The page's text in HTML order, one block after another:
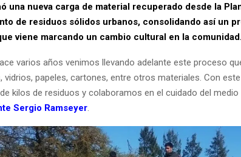
una nueva carga de material recuperado desde la
de residuos sólidos urbanos, consolidando así un
viene marcando un cambio cultural en la comunidad.
varios años venimos llevando adelante este proceso
vidrios, papeles, cartones, entre otros materiales. Con
kilos de residuos y colaboramos en el cuidado del medio
Sergio Ramseyer